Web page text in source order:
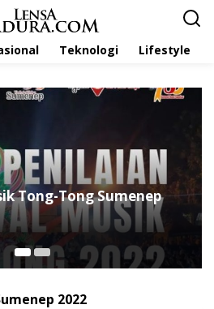
Teknologi Lifestyle
Sumenep
Berita
Daftar
Tong Hari
23 Oktober 2022
2022